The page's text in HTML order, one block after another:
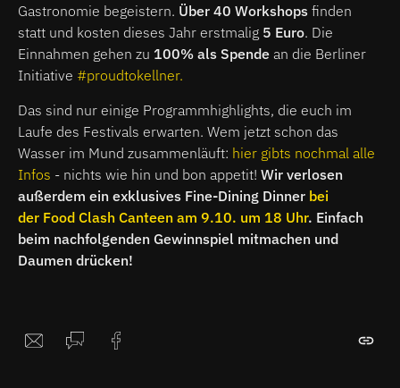
Gastronomie begeistern. Über 40 Workshops finden
statt und kosten dieses Jahr erstmalig 5 Euro. Die
Einnahmen gehen zu 100% als Spende an die Berliner
Initiative #proudtokellner.
Das sind nur einige Programmhighlights, die euch im
Laufe des Festivals erwarten. Wem jetzt schon das
Wasser im Mund zusammenläuft: hier gibts nochmal alle
Infos - nichts wie hin und bon appetit! Wir verlosen
außerdem ein exklusives Fine-Dining Dinner bei
der Food Clash Canteen am 9.10. um 18 Uhr. Einfach
beim nachfolgenden Gewinnspiel mitmachen und
Daumen drücken!